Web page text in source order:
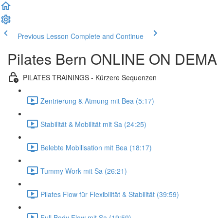
Previous Lesson Complete and Continue
Pilates Bern ONLINE ON
PILATES TRAININGS - Kürzere Sequenzen
Zentrierung & Atmung mit Bea (5:17)
Stabilität & Mobilität mit Sa (24:25)
Belebte Mobilisation mit Bea (18:17)
Tummy Work mit Sa (26:21)
Pilates Flow für Flexibilität & Stabilität (39:59)